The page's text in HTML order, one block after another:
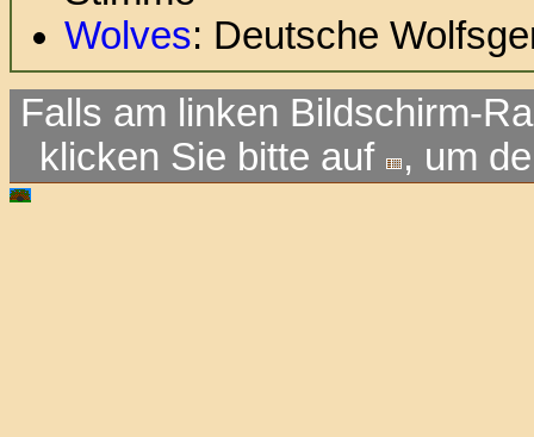
Wolves: Deutsche
Falls am linken Bildschirm-
klicken Sie bitte auf
, um